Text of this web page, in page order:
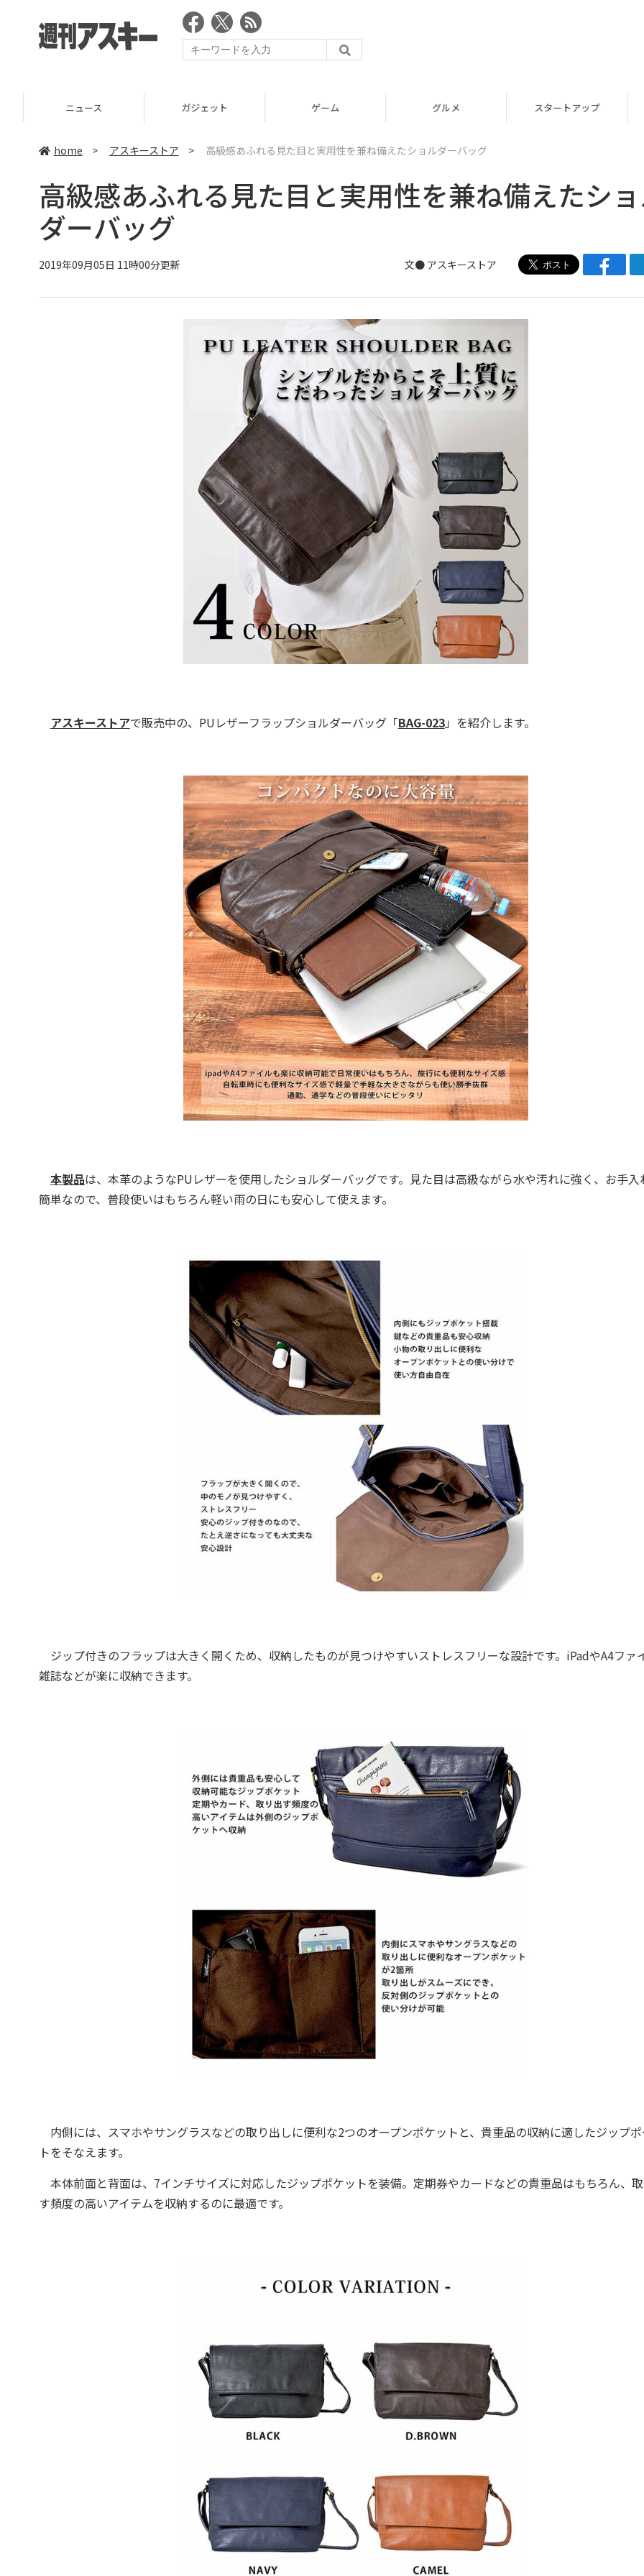
ニュース ガジェット ゲーム グルメ スタートアップ
home > アスキーストア > 高級感あふれる見た目と実用性を兼ね備えたショルダーバッグ
高級感あふれる見た目と実用性を兼ね備えたシ
ダーバッグ
2019年09月05日 11時00分更新 文● アスキーストア
アスキーストアで販売中の、PUレザーフラップショルダーバッグ「BAG-023」を紹介します。
本製品は、本革のようなPUレザーを使用したショルダーバッグです。見た目は高級ながら水や汚れに強く、お手入
簡単なので、普段使いはもちろん軽い雨の日にも安心して使えます。
ジップ付きのフラップは大きく開くため、収納したものが見つけやすいストレスフリーな設計です。iPadやA4ファ
雑誌などが楽に収納できます。
内側には、スマホやサングラスなどの取り出しに便利な2つのオープンポケットと、貴重品の収納に適したジップ
トをそなえます。
本体前面と背面は、7インチサイズに対応したジップポケットを装備。定期券やカードなどの貴重品はもちろん、
す頻度の高いアイテムを収納するのに最適です。